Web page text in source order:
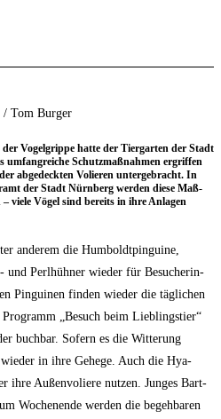
/ Tom Burger
Vogel­grip­pe hat­te der Tier­gar­ten der Stadt
umfang­rei­che Schutz­maß­nah­men ergrif­fen
abge­deck­ten Volie­ren unter­ge­bracht. In
der Stadt Nürn­berg wer­den die­se Maß­
vie­le Vögel sind bereits in ihre Anla­gen
ande­rem die Hum­boldt­pin­gui­ne,
und Perl­hüh­ner wie­der für Besu­che­rin­
Pin­gui­nen fin­den wie­der die täg­li­chen
„Besuch beim Lieb­lings­tier“
buch­bar. Sofern es die Wit­te­rung
in ihre Gehe­ge. Auch die Hya­
ihre Außen­vo­lie­re nut­zen. Jun­ges Bart­
Wochen­en­de wer­den die begeh­ba­ren